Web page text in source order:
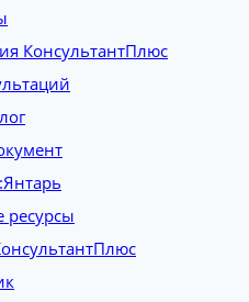
КонсультантПлюс